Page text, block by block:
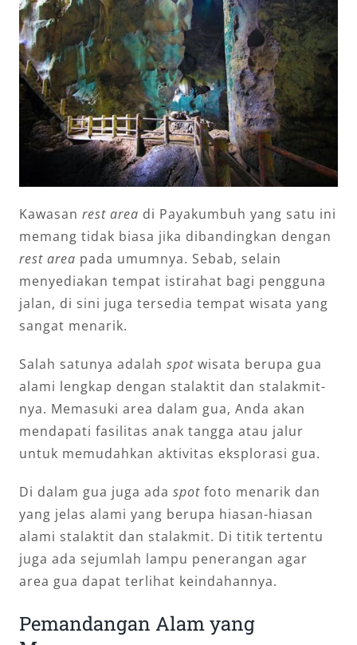
Kawasan rest area di Payakumbuh yang satu ini
memang tidak biasa jika dibandingkan dengan
rest area pada umumnya. Sebab, selain
menyediakan tempat istirahat bagi pengguna
jalan, di sini juga tersedia tempat wisata yang
sangat menarik.
Salah satunya adalah spot wisata berupa gua
alami lengkap dengan stalaktit dan stalakmit-
nya. Memasuki area dalam gua, Anda akan
mendapati fasilitas anak tangga atau jalur
untuk memudahkan aktivitas eksplorasi gua.
Di dalam gua juga ada spot foto menarik dan
yang jelas alami yang berupa hiasan-hiasan
alami stalaktit dan stalakmit. Di titik tertentu
juga ada sejumlah lampu penerangan agar
area gua dapat terlihat keindahannya.
Pemandangan Alam yang